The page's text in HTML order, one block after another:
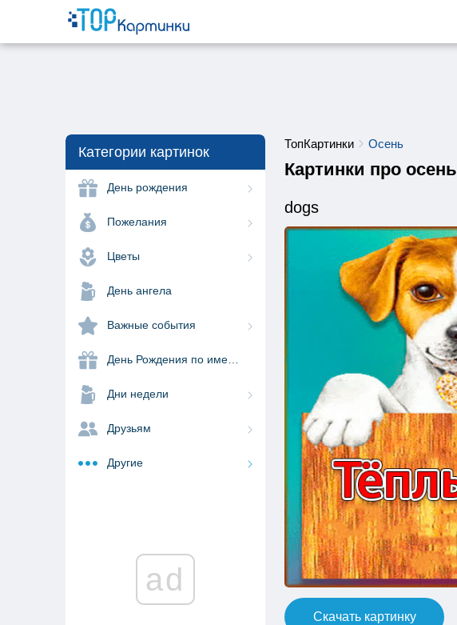
Категории картинок
День рождения
Пожелания
Цветы
День ангела
Важные события
Дни недели
Друзьям
Другие
ad
ТопКартинки Осень
Картинки про осень
dogs
Скачать картинку